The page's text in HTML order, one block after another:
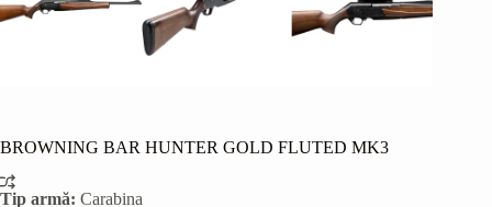
BROWNING BAR HUNTER GOLD FLUTED MK3
Tip armă: Carabina